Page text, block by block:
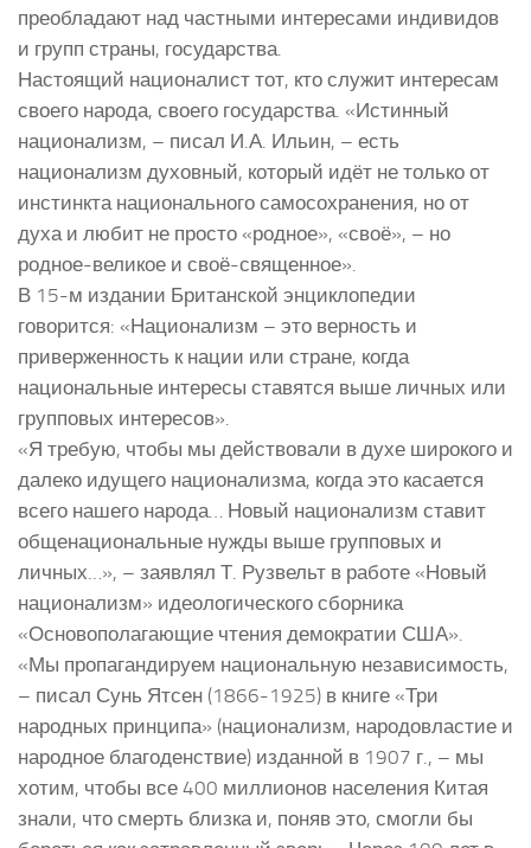
преобладают над частными интересами индивидов
и групп страны, государства.
Настоящий националист тот, кто служит интересам
своего народа, своего государства. «Истинный
национализм, – писал И.А. Ильин, – есть
национализм духовный, который идёт не только от
инстинкта национального самосохранения, но от
духа и любит не просто «родное», «своё», – но
родное-великое и своё-священное».
В 15-м издании Британской энциклопедии
говорится: «Национализм – это верность и
приверженность к нации или стране, когда
национальные интересы ставятся выше личных или
групповых интересов».
«Я требую, чтобы мы действовали в духе широкого и
далеко идущего национализма, когда это касается
всего нашего народа… Новый национализм ставит
общенациональные нужды выше групповых и
личных…», – заявлял Т. Рузвельт в работе «Новый
национализм» идеологического сборника
«Основополагающие чтения демократии США».
«Мы пропагандируем национальную независимость,
– писал Сунь Ятсен (1866-1925) в книге «Три
народных принципа» (национализм, народовластие и
народное благоденствие) изданной в 1907 г., – мы
хотим, чтобы все 400 миллионов населения Китая
знали, что смерть близка и, поняв это, смогли бы